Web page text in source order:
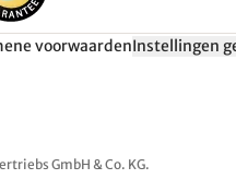
voorwaardenInstellingen
GmbH & Co. KG.